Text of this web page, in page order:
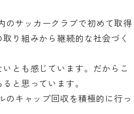
のサッカークラブで初めて取得
り組みから継続的な社会づく
とも感じています。だからこ
と思っています。
キャップ回収を積極的に行っ